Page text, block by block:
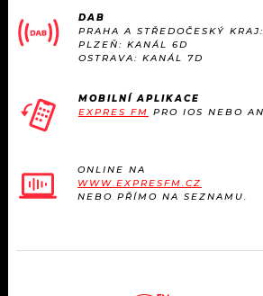
TRENDY
MIX
DAB
PRAHA A STŘEDOČESKÝ
PLZEŇ: KANÁL 6D
OSTRAVA: KANÁL 7D
MOBILNÍ APLIKACE
EXPRES FM PRO IOS NEBO
ONLINE NA
WWW.EXPRESFM.CZ
NEBO PŘÍMO NA SEZNAMU.